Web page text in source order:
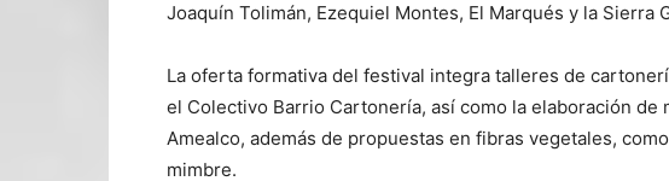
Joaquín Tolimán, Ezequiel Montes, El Marqués y la Sierra
La oferta formativa del festival integra talleres de
el Colectivo Barrio Cartonería, así como la elaboración de
Amealco, además de propuestas en fibras vegetales,
mimbre.